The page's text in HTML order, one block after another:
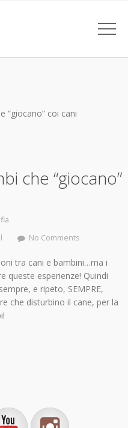
“giocano” coi cani
che “giocano”
No Comments
tra cani e bambini…ma i
queste esperienze! Quindi
e ripeto, SEMPRE,
che disturbino il cane, per la